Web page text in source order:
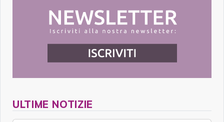
ULTIME NOTIZIE